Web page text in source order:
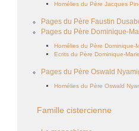
Homélies du Père Jacques
Pages du Père Faustin
Pages du Père Dominique-
Homélies du Père Dominique-
Ecrits du Père Dominique-Marie
Pages du Père Oswald
Homélies du Père Oswald
Famille cistercienne